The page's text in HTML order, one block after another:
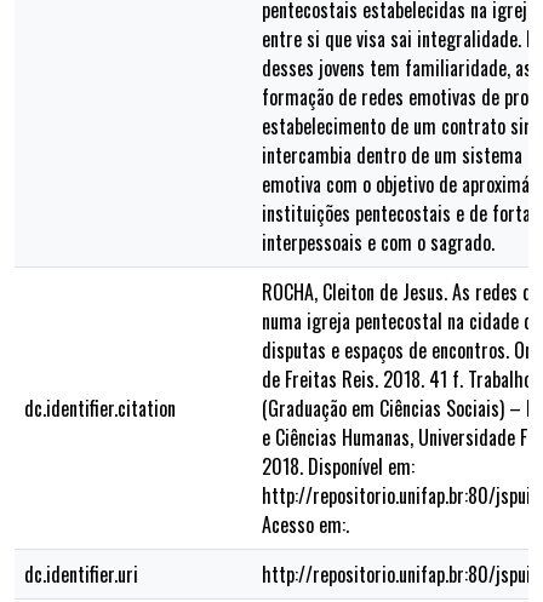
pentecostais estabelecidas na
entre si que visa sai integralidade.
desses jovens tem familiaridade,
formação de redes emotivas de
estabelecimento de um contrato
intercambia dentro de um sistema
emotiva com o objetivo de
instituições pentecostais e de
interpessoais e com o sagrado.
dc.identifier.citation
ROCHA, Cleiton de Jesus. As redes
numa igreja pentecostal na cidade
disputas e espaços de encontros.
de Freitas Reis. 2018. 41 f. Trabalho
(Graduação em Ciências Sociais) –
e Ciências Humanas, Universidade
2018. Disponível em:
http://repositorio.unifap.br:80/jspui/
Acesso em:.
dc.identifier.uri
http://repositorio.unifap.br:80/